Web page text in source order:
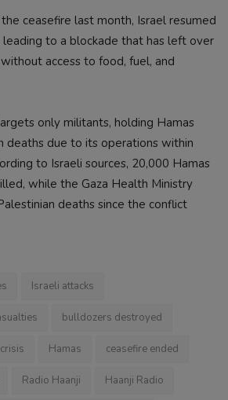
ceasefire last month, Israel resumed
leading to a blockade that has left over
access to food, fuel, and
only militants, holding Hamas
deaths due to its operations within
to Israeli sources, 20,000 Hamas
while the Gaza Health Ministry
deaths since the conflict
Israeli attacks
bulldozers destroyed
Hamas ceasefire ended
Radio Haanji Haanji Radio